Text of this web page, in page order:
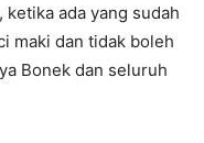
ketika ada yang sudah
maki dan tidak boleh
Bonek dan seluruh